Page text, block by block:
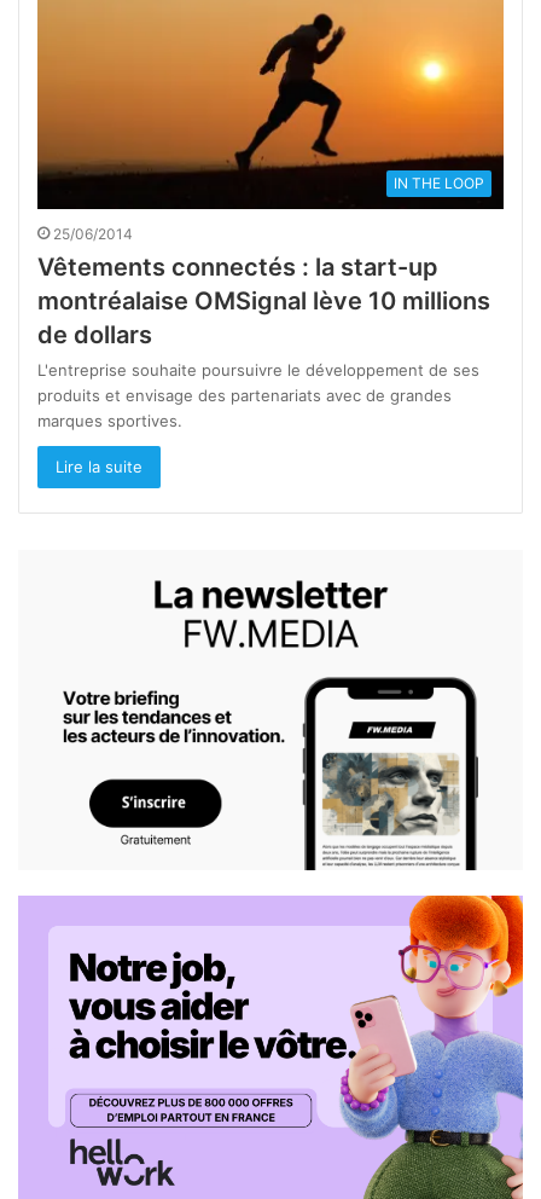
IN THE LOOP
25/06/2014
Vêtements connectés : la start-up
montréalaise OMSignal lève 10 millions
de dollars
L'entreprise souhaite poursuivre le développement de ses
produits et envisage des partenariats avec de grandes
marques sportives.
Lire la suite